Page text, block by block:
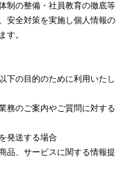
制の整備・社員教育の徹底等
安全対策を実施し個人情報の
す。
下の目的のために利用いたし
務のご案内やご質問に対する
発送する場合
品、サービスに関する情報提